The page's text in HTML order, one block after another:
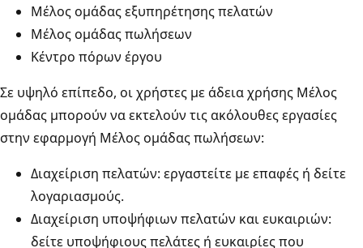
Μέλος ομάδας εξυπηρέτησης πελατών
Μέλος ομάδας πωλήσεων
Κέντρο πόρων έργου
Σε υψηλό επίπεδο, οι χρήστες με άδεια χρήσης Μέλος
ομάδας μπορούν να εκτελούν τις ακόλουθες εργασίες
στην εφαρμογή Μέλος ομάδας πωλήσεων:
Διαχείριση πελατών: εργαστείτε με επαφές ή δείτε
λογαριασμούς.
Διαχείριση υποψήφιων πελατών και ευκαιριών:
δείτε υποψήφιους πελάτες ή ευκαιρίες που